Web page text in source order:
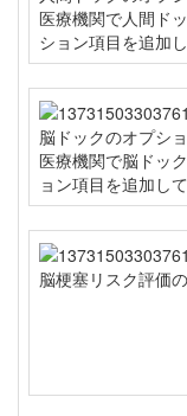
医療機関で人間ド
ション項目を追加
脳ドックのオプシ
医療機関で脳ドッ
ョン項目を追加し
脳梗塞リスク評価